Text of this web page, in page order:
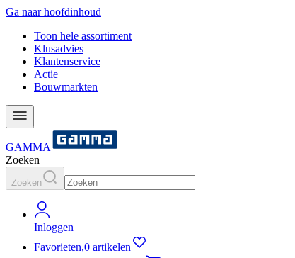
Ga naar hoofdinhoud
Toon hele assortiment
Klusadvies
Klantenservice
Actie
Bouwmarkten
GAMMA
Zoeken
Zoeken
Inloggen
Favorieten,0 artikelen